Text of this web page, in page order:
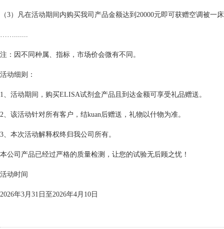
（3）凡在活动期间内购买我司产品金额达到20000元即可获赠空调被一
…….......
注：因不同种属、指标，市场价会微有不同。
活动细则：
1、活动期间，购买ELISA试剂盒产品且到达金额可享受礼品赠送。
2、该活动针对所有客户，结kuan后赠送，礼物以什物为准。
3、本次活动解释权终归我公司所有。
本公司产品已经过严格的质量检测，让您的试验无后顾之忧！
活动时间
2026年3月31日至2026年4月10日